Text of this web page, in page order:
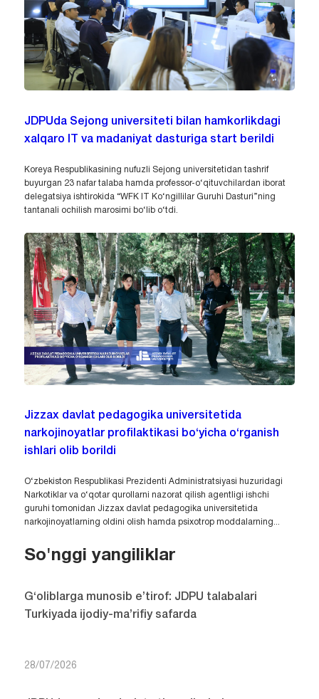
JDPUda Sejong universiteti bilan hamkorlikdagi
xalqaro IT va madaniyat dasturiga start berildi
Koreya Respublikasining nufuzli Sejong universitetidan tashrif
buyurgan 23 nafar talaba hamda professor-o‘qituvchilardan iborat
delegatsiya ishtirokida “WFK IT Ko‘ngillilar Guruhi Dasturi”ning
tantanali ochilish marosimi bo‘lib o‘tdi.
Jizzax davlat pedagogika universitetida
narkojinoyatlar profilaktikasi bo‘yicha o‘rganish
ishlari olib borildi
O‘zbekiston Respublikasi Prezidenti Administratsiyasi huzuridagi
Narkotiklar va o‘qotar qurollarni nazorat qilish agentligi ishchi
guruhi tomonidan Jizzax davlat pedagogika universitetida
narkojinoyatlarning oldini olish hamda psixotrop moddalarning...
So'nggi yangiliklar
G‘oliblarga munosib e’tirof: JDPU talabalari
Turkiyada ijodiy-ma’rifiy safarda
28/07/2026